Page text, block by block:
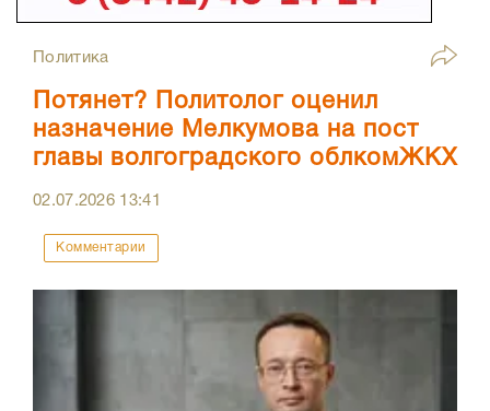
Политика
Потянет? Политолог оценил
назначение Мелкумова на пост
главы волгоградского облкомЖКХ
02.07.2026 13:41
Комментарии